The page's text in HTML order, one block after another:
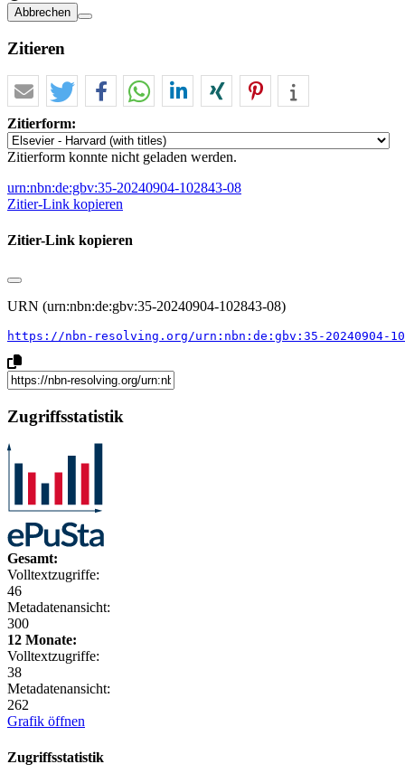
Abbrechen
Zitieren
Zitierform:
Zitierform konnte nicht geladen werden.
urn:nbn:de:gbv:35-20240904-102843-08
Zitier-Link kopieren
Zitier-Link kopieren
URN (urn:nbn:de:gbv:35-20240904-102843-08)
https://nbn-resolving.org/urn:nbn:de:gbv:35-20240904-
Zugriffsstatistik
Gesamt:
Volltextzugriffe:
46
Metadatenansicht:
300
12 Monate:
Volltextzugriffe:
38
Metadatenansicht:
262
Grafik öffnen
Zugriffsstatistik